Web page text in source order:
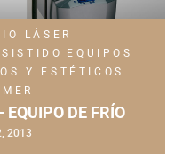
LÁSER
EQUIPOS
Y ESTÉTICOS
DE FRÍO
2013